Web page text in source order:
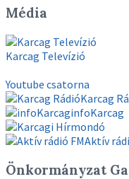
Média
Karcag Televízió
Youtube csatorna
Karcag
infoKarcag
Aktív
Önkormányzat